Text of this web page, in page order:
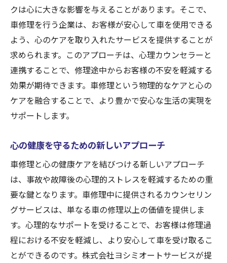
クは心に大きな影響を与えることがあります。そこで、
車修理を行う企業は、お客様が安心して車を使用できる
よう、心のケアを取り入れたサービスを提供することが
求められます。このアプローチは、心理カウンセラーと
連携することで、修理途中からお客様の不安を軽減する
効果が期待できます。車修理という物理的なケアと心の
ケアを融合することで、より豊かで安心な生活の実現を
サポートします。
心の健康を守るための新しいアプローチ
車修理と心の健康ケアを結びつける新しいアプローチ
は、事故や故障後の心理的ストレスを軽減するための重
要な鍵となります。車修理中に提供されるカウンセリン
グサービスは、単なる車の修理以上の価値を提供しま
す。心理的なサポートを受けることで、お客様は修理過
程における不安を軽減し、より安心して車を受け取るこ
とができるのです。株式会社ヨシミオートサービスが提